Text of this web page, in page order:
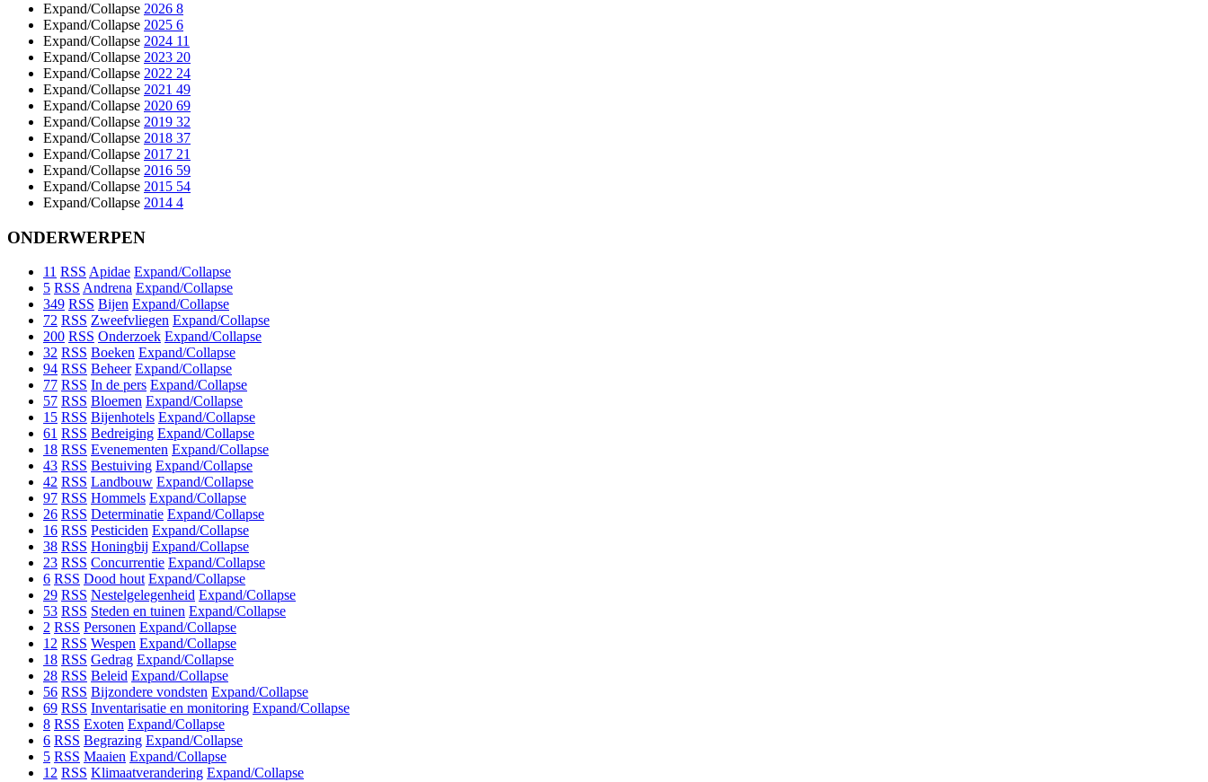
Expand/Collapse 2026 8
Expand/Collapse 2025 6
Expand/Collapse 2024 11
Expand/Collapse 2023 20
Expand/Collapse 2022 24
Expand/Collapse 2021 49
Expand/Collapse 2020 69
Expand/Collapse 2019 32
Expand/Collapse 2018 37
Expand/Collapse 2017 21
Expand/Collapse 2016 59
Expand/Collapse 2015 54
Expand/Collapse 2014 4
ONDERWERPEN
11 RSS Apidae Expand/Collapse
5 RSS Andrena Expand/Collapse
349 RSS Bijen Expand/Collapse
72 RSS Zweefvliegen Expand/Collapse
200 RSS Onderzoek Expand/Collapse
32 RSS Boeken Expand/Collapse
94 RSS Beheer Expand/Collapse
77 RSS In de pers Expand/Collapse
57 RSS Bloemen Expand/Collapse
15 RSS Bijenhotels Expand/Collapse
61 RSS Bedreiging Expand/Collapse
18 RSS Evenementen Expand/Collapse
43 RSS Bestuiving Expand/Collapse
42 RSS Landbouw Expand/Collapse
97 RSS Hommels Expand/Collapse
26 RSS Determinatie Expand/Collapse
16 RSS Pesticiden Expand/Collapse
38 RSS Honingbij Expand/Collapse
23 RSS Concurrentie Expand/Collapse
6 RSS Dood hout Expand/Collapse
29 RSS Nestelgelegenheid Expand/Collapse
53 RSS Steden en tuinen Expand/Collapse
2 RSS Personen Expand/Collapse
12 RSS Wespen Expand/Collapse
18 RSS Gedrag Expand/Collapse
28 RSS Beleid Expand/Collapse
56 RSS Bijzondere vondsten Expand/Collapse
69 RSS Inventarisatie en monitoring Expand/Collapse
8 RSS Exoten Expand/Collapse
6 RSS Begrazing Expand/Collapse
5 RSS Maaien Expand/Collapse
12 RSS Klimaatverandering Expand/Collapse